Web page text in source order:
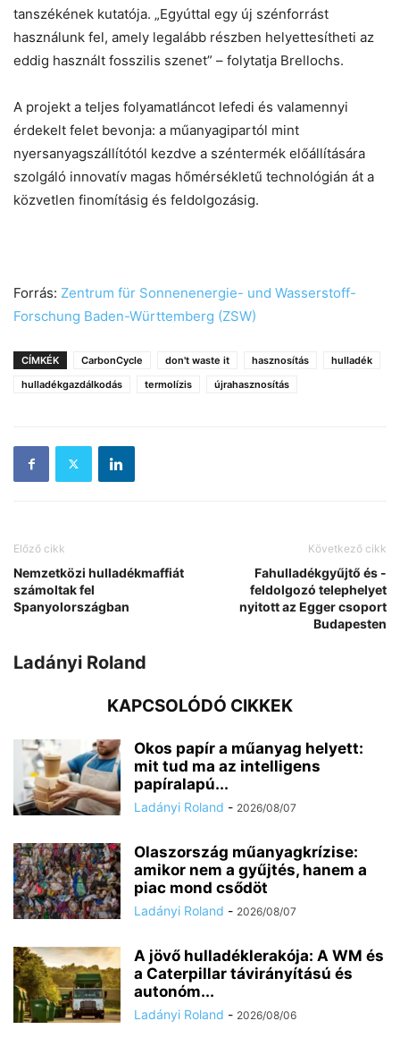
tanszékének kutatója. „Egyúttal egy új szénforrást
használunk fel, amely legalább részben helyettesítheti az
eddig használt fosszilis szenet” – folytatja Brellochs.
A projekt a teljes folyamatláncot lefedi és valamennyi
érdekelt felet bevonja: a műanyagipartól mint
nyersanyagszállítótól kezdve a széntermék előállítására
szolgáló innovatív magas hőmérsékletű technológián át a
közvetlen finomításig és feldolgozásig.
Forrás: Zentrum für Sonnenenergie- und Wasserstoff-
Forschung Baden-Württemberg (ZSW)
CÍMKÉK CarbonCycle don't waste it hasznosítás
hulladék
hulladékgazdálkodás
termolízis újrahasznosítás
Előző cikk
Nemzetközi hulladékmaffiát
számoltak fel
Spanyolországban
Következő cikk
Fahulladékgyűjtő és -
feldolgozó telephelyet
nyitott az Egger csoport
Budapesten
Ladányi Roland
KAPCSOLÓDÓ CIKKEK
Okos papír a műanyag helyett:
mit tud ma az intelligens
papíralapú...
Ladányi Roland - 2026/08/07
Olaszország műanyagkrízise:
amikor nem a gyűjtés, hanem a
piac mond csődöt
Ladányi Roland - 2026/08/07
A jövő hulladéklerakója: A WM és
a Caterpillar távirányítású és
autonóm...
Ladányi Roland - 2026/08/06